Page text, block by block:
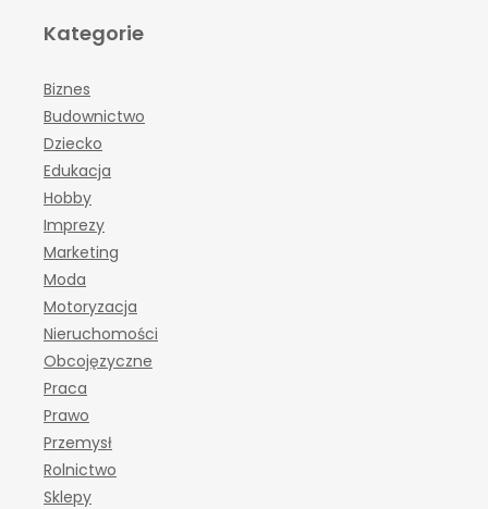
Kategorie
Biznes
Budownictwo
Dziecko
Edukacja
Hobby
Imprezy
Marketing
Moda
Motoryzacja
Nieruchomości
Obcojęzyczne
Praca
Prawo
Przemysł
Rolnictwo
Sklepy